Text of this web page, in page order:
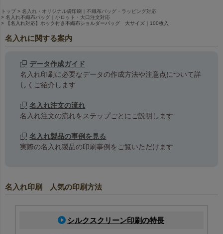
トップ
名入れ・オリジナル袋印刷｜不織布バッグ・ラッピング対応
名入れ不織布バッグ｜小ロット・大口注文対応
【名入れ対応】ホック付き不織布ショルダーバッグ 大サイズ｜100枚入
名入れに関する案内
データ作成ガイド
名入れ印刷に必要なデータの作成方法や注意点について詳
しくご紹介します
名入れ注文の流れ
名入れ注文の流れをステップごとにご説明します
名入れ製品の事例を見る
実際の名入れ製品の印刷事例をご覧いただけます
名入れ印刷 人気の印刷方法
シルクスクリーン印刷の特長